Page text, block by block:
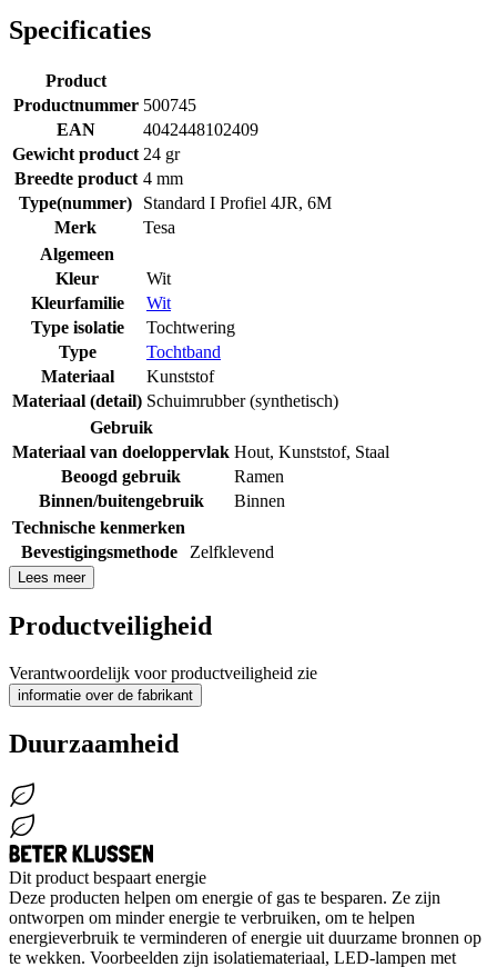
Specificaties
Product
Productnummer 500745
EAN
4042448102409
Gewicht product 24 gr
Breedte product 4 mm
Type(nummer)
Standard I Profiel 4JR, 6M
Merk
Tesa
Algemeen
Kleur
Wit
Kleurfamilie
Wit
Type isolatie
Tochtwering
Type
Tochtband
Materiaal
Kunststof
Materiaal (detail) Schuimrubber (synthetisch)
Gebruik
Materiaal van doeloppervlak Hout, Kunststof, Staal
Beoogd gebruik
Ramen
Binnen/buitengebruik
Binnen
Technische kenmerken
Bevestigingsmethode
Zelfklevend
Lees meer
Productveiligheid
Verantwoordelijk voor productveiligheid zie
informatie over de fabrikant
Duurzaamheid
Dit product bespaart energie
Deze producten helpen om energie of gas te besparen. Ze zijn
ontworpen om minder energie te verbruiken, om te helpen
energieverbruik te verminderen of energie uit duurzame bronnen op
te wekken. Voorbeelden zijn isolatiemateriaal, LED-lampen met